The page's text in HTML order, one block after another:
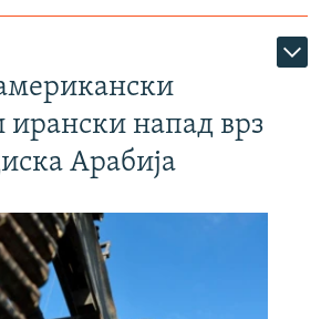
ирански напад врз
Арабија